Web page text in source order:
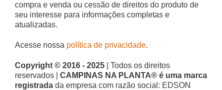
compra e venda ou cessão de direitos do produto de
seu interesse para informações completas e
atualizadas.
Acesse nossa política de privacidade.
Copyright © 2016 - 2025 | Todos os direitos
reservados | CAMPINAS NA PLANTA® é uma marca
registrada da empresa com razão social: EDSON